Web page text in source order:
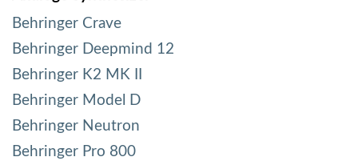
Behringer Crave
Behringer Deepmind 12
Behringer K2 MK II
Behringer Model D
Behringer Neutron
Behringer Pro 800